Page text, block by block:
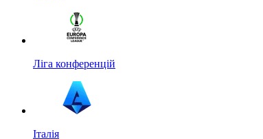
Ліга конференцій
Італія